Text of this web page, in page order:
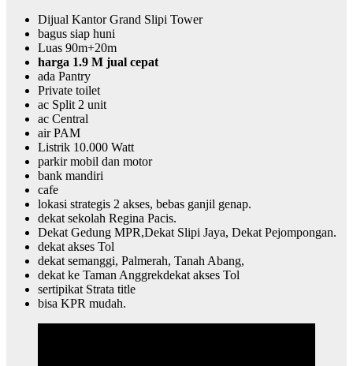
Dijual Kantor Grand Slipi Tower
bagus siap huni
Luas 90m+20m
harga 1.9 M jual cepat
ada Pantry
Private toilet
ac Split 2 unit
ac Central
air PAM
Listrik 10.000 Watt
parkir mobil dan motor
bank mandiri
cafe
lokasi strategis 2 akses, bebas ganjil genap.
dekat sekolah Regina Pacis.
Dekat Gedung MPR,Dekat Slipi Jaya, Dekat Pejompongan.
dekat akses Tol
dekat semanggi, Palmerah, Tanah Abang,
dekat ke Taman Anggrekdekat akses Tol
sertipikat Strata title
bisa KPR mudah.